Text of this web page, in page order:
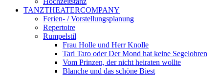
TANZTHEATERCOMPANY
Ferien- / Vorstellungsplanung
Repertoire
Rumpelstil
Frau Holle und Herr Knolle
Tari Taro oder Der Mond hat keine Segelohren
Vom Prinzen, der nicht heiraten wollte
Blanche und das schöne Biest